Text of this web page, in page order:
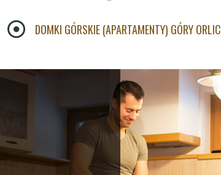
DOMKI GÓRSKIE (APARTAMENTY) GÓRY